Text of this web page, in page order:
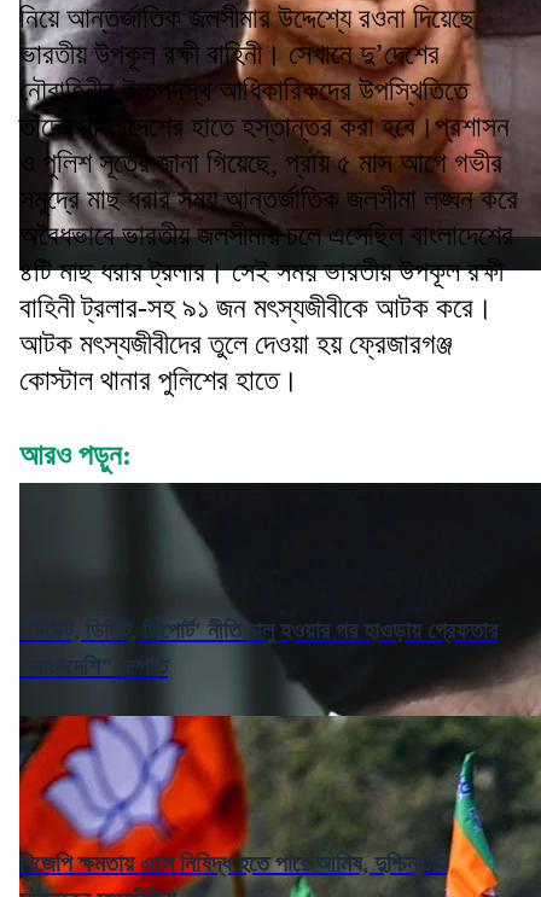
নিয়ে আন্তর্জাতিক জলসীমার উদ্দেশ্যে রওনা দিয়েছে
ভারতীয় উপকূল রক্ষী বাহিনী। সেখানে দু’দেশের
নৌবাহিনীর উচ্চপদস্থ আধিকারিকদের উপস্থিতিতে
তাঁদের বাংলাদেশের হাতে হস্তান্তর করা হবে।প্রশাসন
ও পুলিশ সূত্রে জানা গিয়েছে, প্রায় ৫ মাস আগে গভীর
সমুদ্রে মাছ ধরার সময় আন্তর্জাতিক জলসীমা লঙ্ঘন করে
অবৈধভাবে ভারতীয় জলসীমায় চলে এসেছিল বাংলাদেশের
৪টি মাছ ধরার ট্রলার। সেই সময় ভারতীয় উপকূল রক্ষী
বাহিনী ট্রলার-সহ ৯১ জন মৎস্যজীবীকে আটক করে।
আটক মৎস্যজীবীদের তুলে দেওয়া হয় ফ্রেজারগঞ্জ
কোস্টাল থানার পুলিশের হাতে।
আরও পড়ুন:
'ডিটেক্ট, ডিলিট, ডিপোর্ট' নীতি চালু হওয়ার পর হাওড়ায় গ্রেফতার
"বাংলদেশি" দম্পতি
বিজেপি ক্ষমতায় এলে নিষিদ্ধ হতে পারে আমিষ, দুশ্চিন্তায়